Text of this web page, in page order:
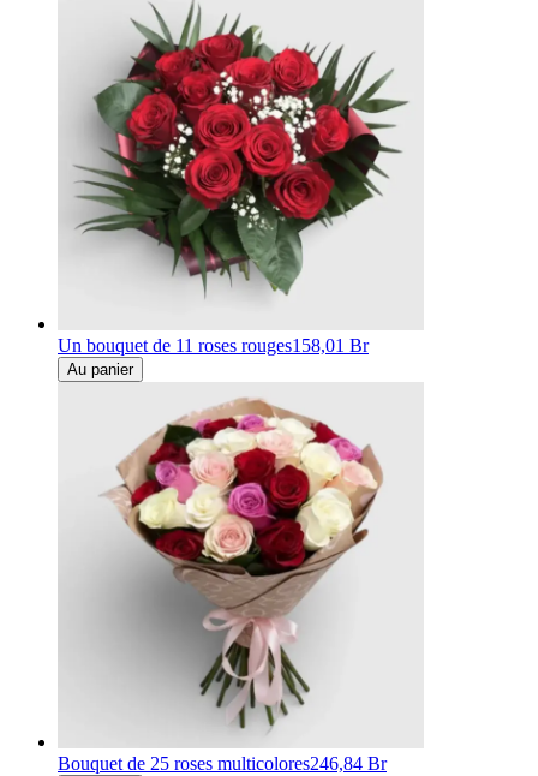
Un bouquet de 11 roses rouges158,01 Br
Au panier
Bouquet de 25 roses multicolores246,84 Br